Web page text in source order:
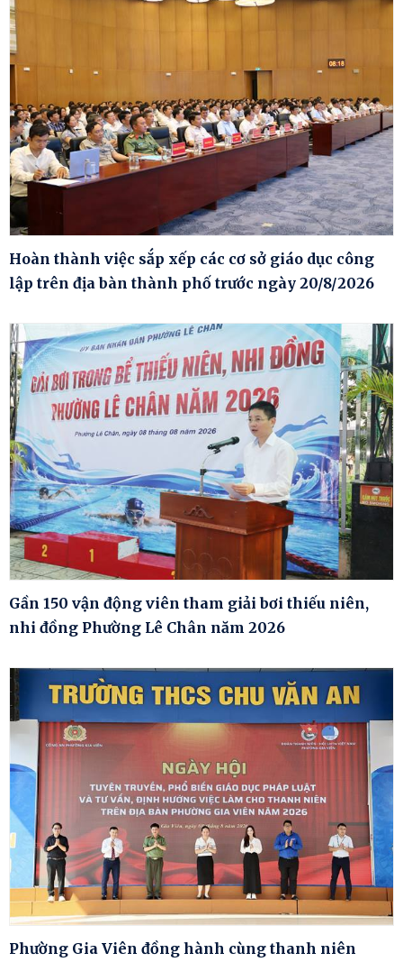
Hoàn thành việc sắp xếp các cơ sở giáo dục công
lập trên địa bàn thành phố trước ngày 20/8/2026
Gần 150 vận động viên tham giải bơi thiếu niên,
nhi đồng Phường Lê Chân năm 2026
Phường Gia Viên đồng hành cùng thanh niên